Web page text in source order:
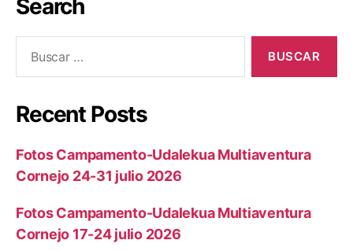
Search
Recent Posts
Fotos Campamento-Udalekua Multiaventura
Cornejo 24-31 julio 2026
Fotos Campamento-Udalekua Multiaventura
Cornejo 17-24 julio 2026